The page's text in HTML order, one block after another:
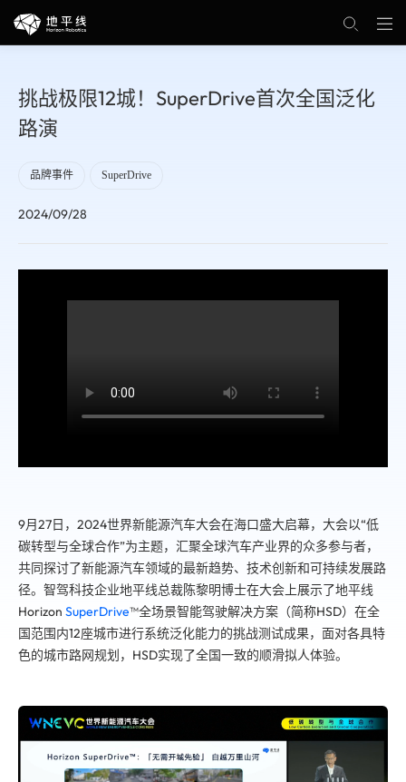
挑战极限12城！SuperDrive首次全国泛化
路演
2024/09/28
品牌事件 SuperDrive
9月27日，2024世界新能源汽车大会在海口盛大启幕，大会以“低
碳转型与全球合作”为主题，汇聚全球汽车产业界的众多参与者，
共同探讨了新能源汽车领域的最新趋势、技术创新和可持续发展路
径。智驾科技企业地平线总裁陈黎明博士在大会上展示了地平线
Horizon SuperDrive™全场景智能驾驶解决方案（简称HSD）在全
国范围内12座城市进行系统泛化能力的挑战测试成果，面对各具特
色的城市路网规划，HSD实现了全国一致的顺滑拟人体验。